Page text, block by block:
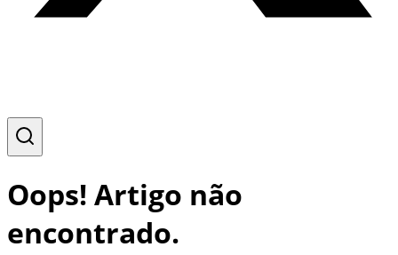
Oops! Artigo não
encontrado.